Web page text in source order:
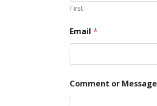
First
a
m
o
o
r
Email *
Comment or Message